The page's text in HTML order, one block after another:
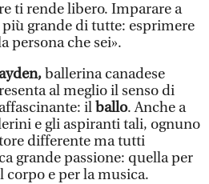
ti rende libero. Imparare a
grande di tutte: esprimere
persona che sei».
ballerina canadese
al meglio il senso di
il ballo. Anche a
e gli aspiranti tali, ognuno
differente ma tutti
grande passione: quella per
corpo e per la musica.